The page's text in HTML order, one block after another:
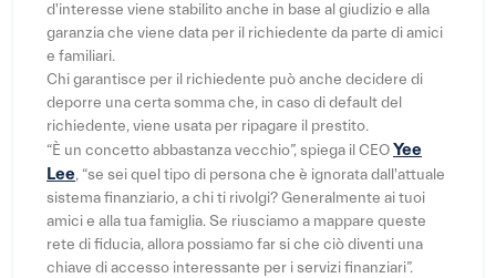
d'interesse viene stabilito anche in base al giudizio e alla
garanzia che viene data per il richiedente da parte di amici
e familiari.
Chi garantisce per il richiedente può anche decidere di
deporre una certa somma che, in caso di default del
richiedente, viene usata per ripagare il prestito.
“È un concetto abbastanza vecchio”, spiega il CEOYee
Lee, “se sei quel tipo di persona che è ignorata dall'attuale
sistema finanziario, a chi ti rivolgi? Generalmente ai tuoi
amici e alla tua famiglia. Se riusciamo a mappare queste
rete di fiducia, allora possiamo far si che ciò diventi una
chiave di accesso interessante per i servizi finanziari”.